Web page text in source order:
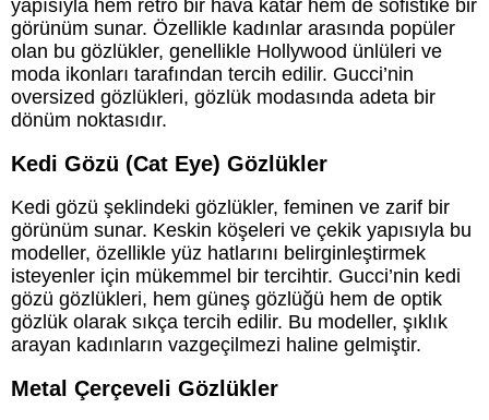
yapısıyla hem retro bir hava katar hem de sofistike bir
görünüm sunar. Özellikle kadınlar arasında popüler
olan bu gözlükler, genellikle Hollywood ünlüleri ve
moda ikonları tarafından tercih edilir. Gucci’nin
oversized gözlükleri, gözlük modasında adeta bir
dönüm noktasıdır.
Kedi Gözü (Cat Eye) Gözlükler
Kedi gözü şeklindeki gözlükler, feminen ve zarif bir
görünüm sunar. Keskin köşeleri ve çekik yapısıyla bu
modeller, özellikle yüz hatlarını belirginleştirmek
isteyenler için mükemmel bir tercihtir. Gucci’nin kedi
gözü gözlükleri, hem güneş gözlüğü hem de optik
gözlük olarak sıkça tercih edilir. Bu modeller, şıklık
arayan kadınların vazgeçilmezi haline gelmiştir.
Metal Çerçeveli Gözlükler